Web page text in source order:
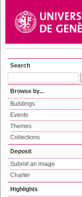
Search
Browse by...
Buildings
Events
Themes
Collections
Deposit
Submit an image
Charter
Highlights